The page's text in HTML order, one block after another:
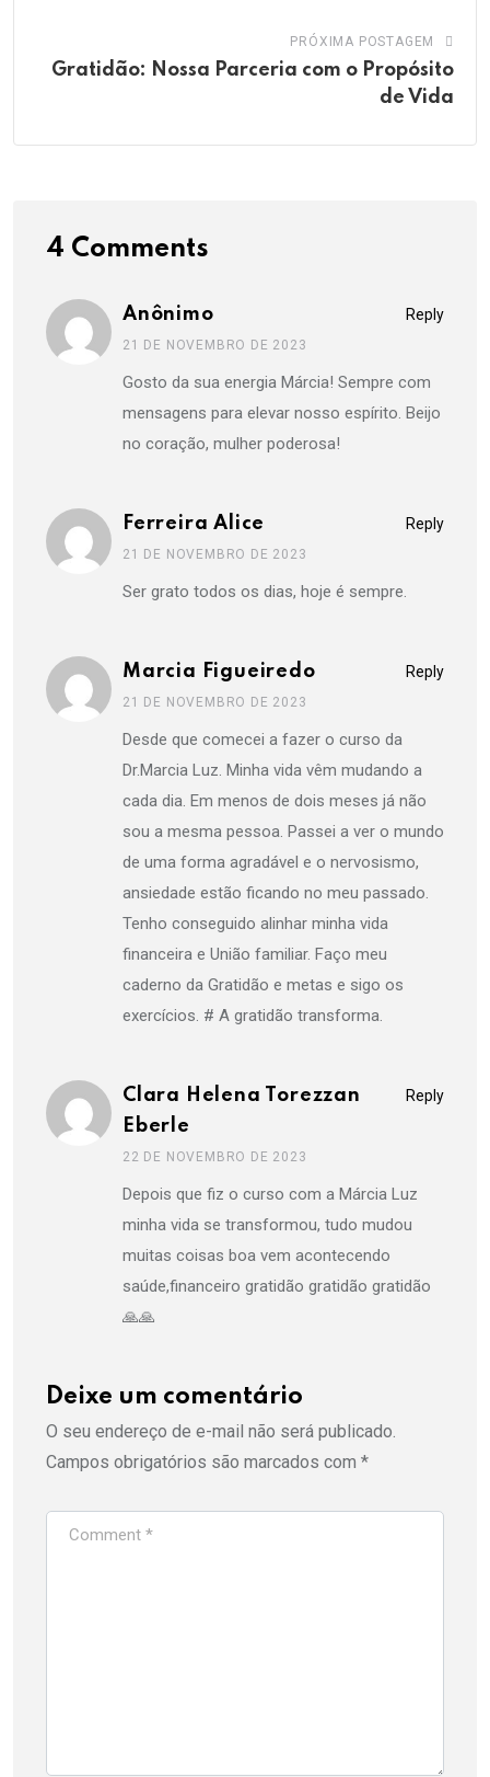
PRÓXIMA POSTAGEM
Gratidão: Nossa Parceria com o Propósito
de Vida
4 Comments
Reply
Anônimo
21 DE NOVEMBRO DE 2023
Gosto da sua energia Márcia! Sempre com
mensagens para elevar nosso espírito. Beijo
no coração, mulher poderosa!
Reply
Ferreira Alice
21 DE NOVEMBRO DE 2023
Ser grato todos os dias, hoje é sempre.
Reply
Marcia Figueiredo
21 DE NOVEMBRO DE 2023
Desde que comecei a fazer o curso da
Dr.Marcia Luz. Minha vida vêm mudando a
cada dia. Em menos de dois meses já não
sou a mesma pessoa. Passei a ver o mundo
de uma forma agradável e o nervosismo,
ansiedade estão ficando no meu passado.
Tenho conseguido alinhar minha vida
financeira e União familiar. Faço meu
caderno da Gratidão e metas e sigo os
exercícios. # A gratidão transforma.
Reply
Clara Helena Torezzan
Eberle
22 DE NOVEMBRO DE 2023
Depois que fiz o curso com a Márcia Luz
minha vida se transformou, tudo mudou
muitas coisas boa vem acontecendo
saúde,financeiro gratidão gratidão gratidão
🙏🙏
Deixe um comentário
O seu endereço de e-mail não será publicado.
Campos obrigatórios são marcados com *